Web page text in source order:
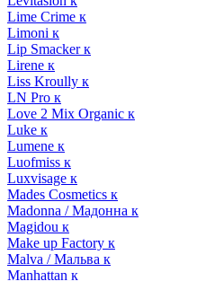
Lime Crime к
Limoni к
Lip Smacker к
Lirene к
Liss Kroully к
LN Pro к
Love 2 Mix Organic к
Luke к
Lumene к
Luofmiss к
Luxvisage к
Mades Cosmetics к
Madonna / Мадонна к
Magidou к
Make up Factory к
Malva / Мальва к
Manhattan к